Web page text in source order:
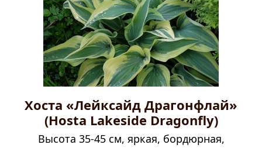
Хоста «Лейксайд Драгонфлай»
(Hosta Lakeside Dragonfly)
Высота 35-45 см, яркая, бордюрная,